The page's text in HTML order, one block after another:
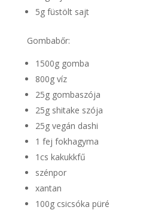
5g füstölt sajt
Gombabőr:
1500g gomba
800g víz
25g gombaszója
25g shitake szója
25g vegán dashi
1 fej fokhagyma
1cs kakukkfű
szénpor
xantan
100g csicsóka püré